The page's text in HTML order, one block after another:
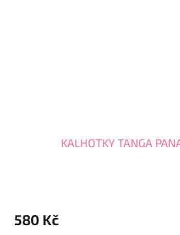
KALHOTKY TANGA
580 Kč